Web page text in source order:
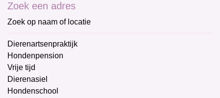
Zoek een adres
Zoek op naam of locatie
Dierenartsenpraktijk
Hondenpension
Vrije tijd
Dierenasiel
Hondenschool